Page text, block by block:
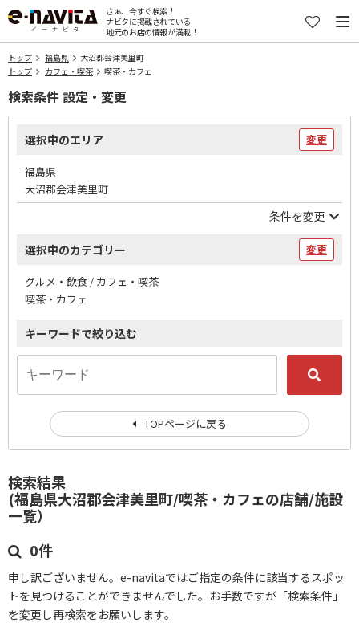
さぁ、今すぐ検索！
ナビタに掲載されている
地元のお店の情報が満載！
トップ 福島県
大沼郡会津美里町
トップ
カフェ・喫茶 喫茶・カフェ
検索結果
(福島県大沼郡会津美里町/喫茶・カフェの店舗/施設
一覧）
0件
申し訳ございません。e-navitaではご指定の条件に該当するスポッ
トを見つけることができませんでした。お手数ですが「検索条件」
を変更し再検索をお願いします。
検索条件 設定・変更
選択中のエリア 変更
福島県
大沼郡会津美里町
条件を変更
選択中のカテゴリー 変更
グルメ・飲食 / カフェ・喫茶
喫茶・カフェ
キーワードで絞り込む
TOPページに戻る